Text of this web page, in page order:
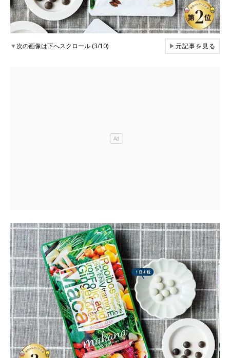
▼次の画像は下へスクロール (3/10) ▶元記事を見る